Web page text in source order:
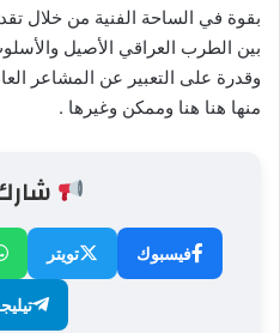
بقوة في الساحة الفنية من خلال
بين الطرب العراقي الأصيل
وقدرة على التعبير عن المشاعر
منها هنا هنا وممكن وغيرها .
فيسبوك تويتر